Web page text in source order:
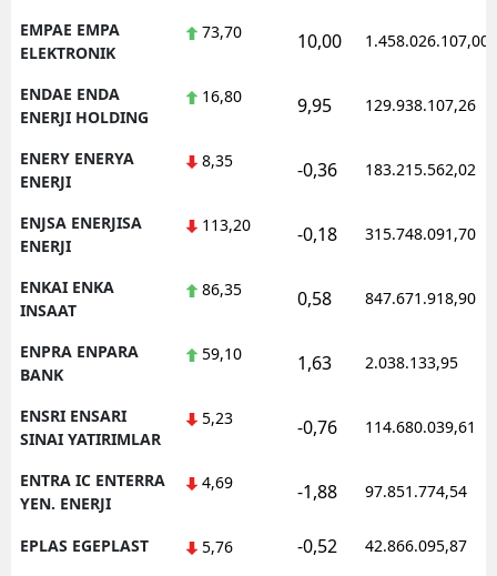
EMPAE EMPA
ELEKTRONIK
73,70 10,00 1.458.026.107,00
ENDAE ENDA
ENERJI HOLDING
16,80 9,95 129.938.107,26
ENERY ENERYA
ENERJI
8,35 -0,36 183.215.562,02
ENJSA ENERJISA
ENERJI
113,20 -0,18 315.748.091,70
ENKAI ENKA
INSAAT
86,35 0,58 847.671.918,90
ENPRA ENPARA
BANK
59,10 1,63 2.038.133,95
ENSRI ENSARI
SINAI YATIRIMLAR
5,23 -0,76 114.680.039,61
ENTRA IC ENTERRA
YEN. ENERJI
4,69 -1,88 97.851.774,54
EPLAS EGEPLAST 5,76 -0,52 42.866.095,87